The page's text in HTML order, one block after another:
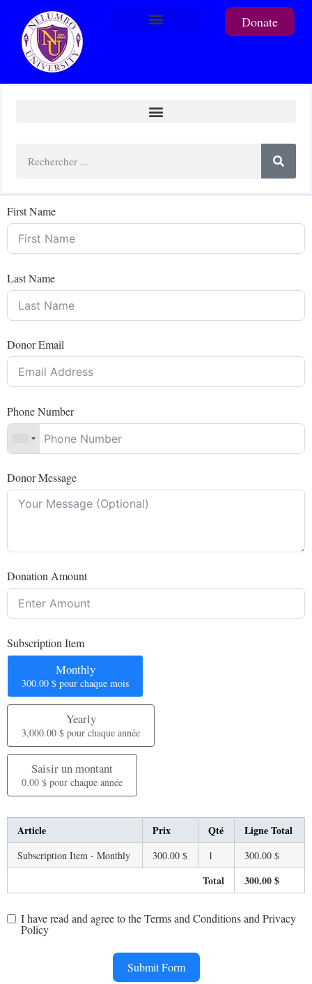
Donate
First Name
Last Name
Donor Email
Phone Number
Donor Message
Donation Amount
Subscription Item
Monthly
300.00 $ pour chaque mois
Yearly
3,000.00 $ pour chaque année
Saisir un montant
0.00 $ pour chaque année
Article Prix Qté Ligne Total
Subscription Item - Monthly 300.00 $ 1 300.00 $
Total 300.00 $
I have read and agree to the Terms and Conditions and Privacy
Policy
Submit Form